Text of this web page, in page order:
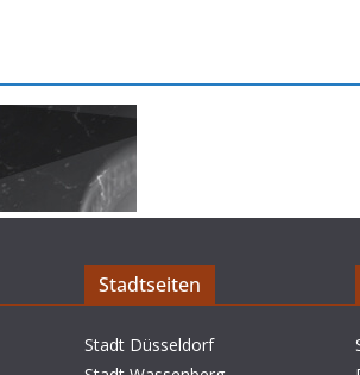
Stadtseiten
Stadt Düsseldorf